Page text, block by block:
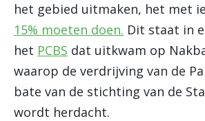
het gebied uitmaken, het met
15% moeten doen. Dit staat in
het PCBS dat uitkwam op
waarop de verdrijving van de
bate van de stichting van de
wordt herdacht.